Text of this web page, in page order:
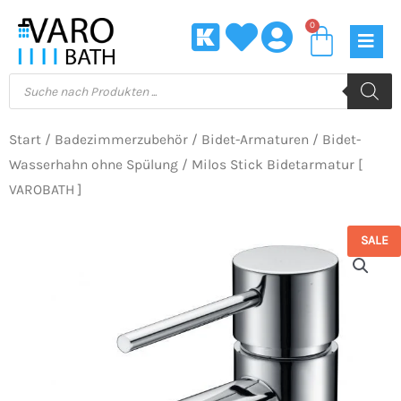
Inhalt
springen
0
Products
search
Start / Badezimmerzubehör / Bidet-Armaturen / Bidet-
Wasserhahn ohne Spülung / Milos Stick Bidetarmatur [
VAROBATH ]
SALE